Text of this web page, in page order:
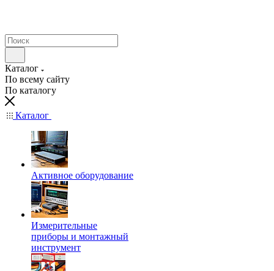
Каталог
По всему сайту
По каталогу
Каталог
Активное оборудование
Измерительные
приборы и монтажный
инструмент